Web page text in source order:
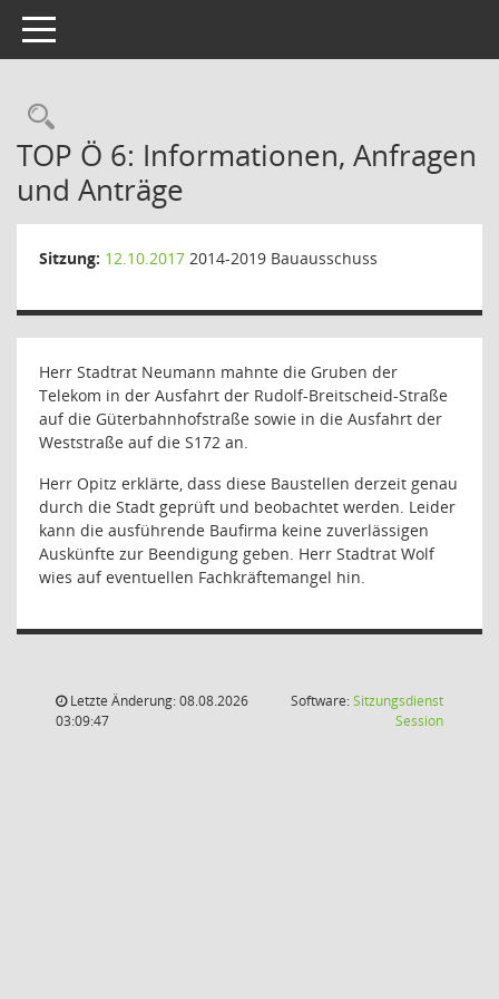
Toggle navigation
Rechercheauswahl
TOP Ö 6: Informationen, Anfragen
und Anträge
Sitzung: 12.10.2017 2014-2019 Bauausschuss
Herr Stadtrat Neumann mahnte die Gruben der
Telekom in der Ausfahrt der Rudolf-Breitscheid-Straße
auf die Güterbahnhofstraße sowie in die Ausfahrt der
Weststraße auf die S172 an.
Herr Opitz erklärte, dass diese Baustellen derzeit genau
durch die Stadt geprüft und beobachtet werden. Leider
kann die ausführende Baufirma keine zuverlässigen
Auskünfte zur Beendigung geben. Herr Stadtrat Wolf
wies auf eventuellen Fachkräftemangel hin.
Letzte Änderung: 08.08.2026
03:09:47
Software:Sitzungsdienst
Session(Wird in